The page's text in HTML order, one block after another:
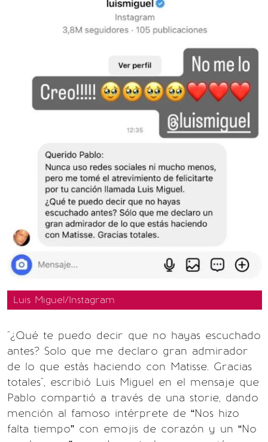
Luis Miguel/Instagram
"¿Qué te puedo decir que no hayas escuchado
antes? Solo que me declaro gran admirador
de lo que estás haciendo con Matisse. Gracias
totales", escribió Luis Miguel en el mensaje que
Pablo compartió a través de una storie, dando
mención al famoso intérprete de “Nos hizo
falta tiempo” con emojis de corazón y un “No